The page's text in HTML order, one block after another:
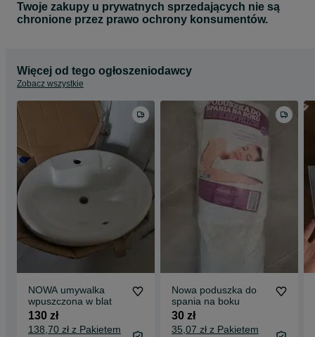
Twoje zakupy u prywatnych sprzedających nie są
chronione przez prawo ochrony konsumentów.
Więcej od tego ogłoszeniodawcy
Zobacz wszystkie
NOWA umywalka
wpuszczona w blat
130 zł
138,70 zł z Pakietem
Nowa poduszka do
spania na boku
30 zł
35,07 zł z Pakietem